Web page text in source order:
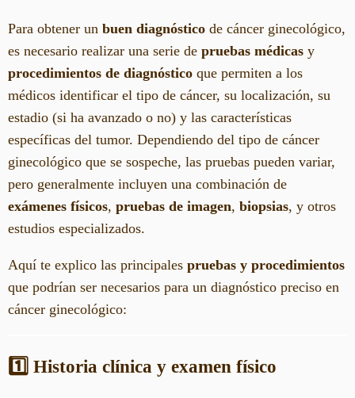
Para obtener un buen diagnóstico de cáncer ginecológico,
es necesario realizar una serie de pruebas médicas y
procedimientos de diagnóstico que permiten a los
médicos identificar el tipo de cáncer, su localización, su
estadio (si ha avanzado o no) y las características
específicas del tumor. Dependiendo del tipo de cáncer
ginecológico que se sospeche, las pruebas pueden variar,
pero generalmente incluyen una combinación de
exámenes físicos, pruebas de imagen, biopsias, y otros
estudios especializados.
Aquí te explico las principales pruebas y procedimientos
que podrían ser necesarios para un diagnóstico preciso en
cáncer ginecológico:
1️⃣ Historia clínica y examen físico